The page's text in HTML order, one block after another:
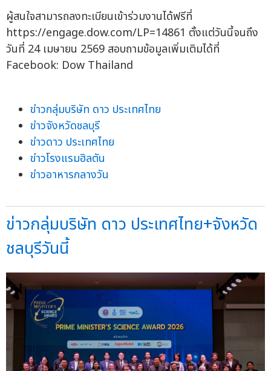
ผู้สนใจสามารถลงทะเบียนเข้าร่วมงานได้ฟรีที่
https://engage.dow.com/LP=14861 ตั้งแต่วันนี้จนถึง
วันที่ 24 เมษายน 2569 สอบถามข้อมูลเพิ่มเติมได้ที่
Facebook: Dow Thailand
ข่าวกลุ่มบริษัท ดาว ประเทศไทย
ข่าวจังหวัดชลบุรี
ข่าวดาว ประเทศไทย
ข่าวโรงแรมฮิลตัน
ข่าวอาหารกลางวัน
ข่าวกลุ่มบริษัท ดาว ประเทศไทย+จังหวัด
ชลบุรีวันนี้